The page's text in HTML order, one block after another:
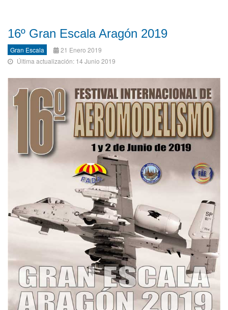
16º Gran Escala Aragón 2019
Gran Escala
21 Enero 2019
Última actualización: 14 Junio 2019